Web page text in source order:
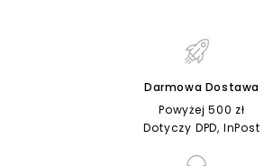
Darmowa Dostawa
Powyżej 500 zł
Dotyczy DPD, InPost